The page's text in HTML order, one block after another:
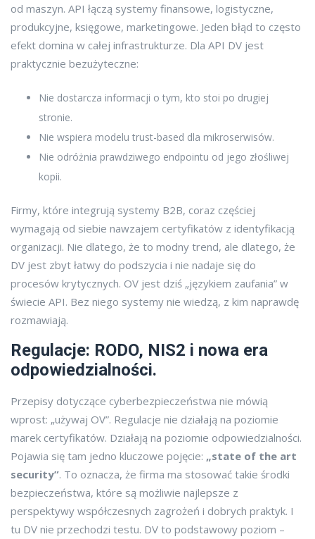
od maszyn. API łączą systemy finansowe, logistyczne,
produkcyjne, księgowe, marketingowe. Jeden błąd to często
efekt domina w całej infrastrukturze. Dla API DV jest
praktycznie bezużyteczne:
Nie dostarcza informacji o tym, kto stoi po drugiej
stronie.
Nie wspiera modelu trust-based dla mikroserwisów.
Nie odróżnia prawdziwego endpointu od jego złośliwej
kopii.
Firmy, które integrują systemy B2B, coraz częściej
wymagają od siebie nawzajem certyfikatów z identyfikacją
organizacji. Nie dlatego, że to modny trend, ale dlatego, że
DV jest zbyt łatwy do podszycia i nie nadaje się do
procesów krytycznych. OV jest dziś „językiem zaufania” w
świecie API. Bez niego systemy nie wiedzą, z kim naprawdę
rozmawiają.
Regulacje: RODO, NIS2 i nowa era
odpowiedzialności.
Przepisy dotyczące cyberbezpieczeństwa nie mówią
wprost: „używaj OV”. Regulacje nie działają na poziomie
marek certyfikatów. Działają na poziomie odpowiedzialności.
Pojawia się tam jedno kluczowe pojęcie: „state of the art
security”. To oznacza, że firma ma stosować takie środki
bezpieczeństwa, które są możliwie najlepsze z
perspektywy współczesnych zagrożeń i dobrych praktyk. I
tu DV nie przechodzi testu. DV to podstawowy poziom –